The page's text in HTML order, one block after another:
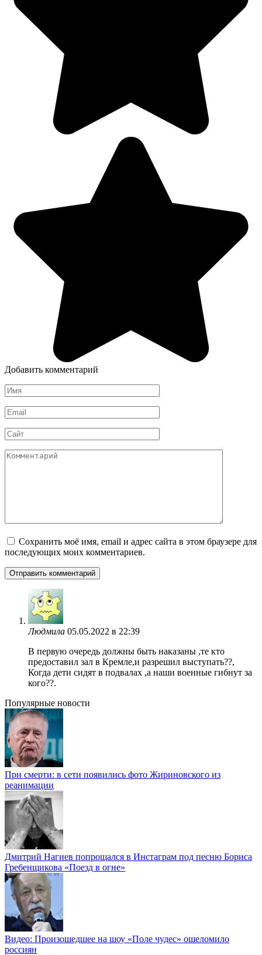
Добавить комментарий
Имя
*
Email
*
Сайт
Комментарий
Сохранить моё имя, email и адрес сайта в этом браузере для
последующих моих комментариев.
Людмила 05.05.2022 в 22:39
В первую очередь должны быть наказаны ,те кто
предоставил зал в Кремле,и разрешил выступать??,
Когда дети сидят в подвалах ,а наши военные гибнут за
кого??.
Популярные новости
При смерти: в сети появились фото Жириновского из
реанимации
Дмитрий Нагиев попрощался в Инстаграм под песню Бориса
Гребенщикова «Поезд в огне»
Видео: Произошедшее на шоу «Поле чудес» ошеломило
россиян